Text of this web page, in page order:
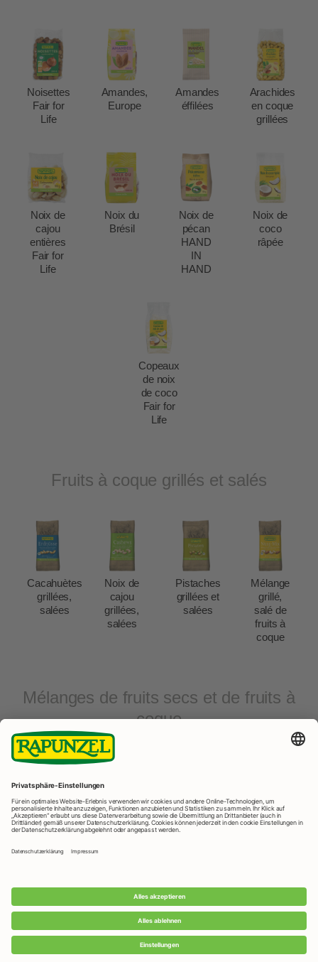
Noisettes
Fair for
Life
Amandes,
Europe
Amandes
éffilées
Arachides
en coque
grillées
Noix de
cajou
entières
Fair for
Life
Noix du
Brésil
Noix de
pécan
HAND
IN
HAND
Noix de
coco
râpée
Copeaux
de noix
de coco
Fair for
Life
Fruits à coque grillés et salés
Cacahuètes
grillées,
salées
Noix de
cajou
grillées,
salées
Pistaches
grillées et
salées
Mélange
grillé,
salé de
fruits à
coque
Mélanges de fruits secs et de fruits à
coque
Cocktail
étudiant
Mélange
professeur
Rapunzel Naturkost GmbH & Co. KG
Rapunzelstraße 1, D - 87764 Legau
Telefon: +49 (0) 8330 / 529 - 0
Telefax: +49 (0) 8330 / 529 - 1188